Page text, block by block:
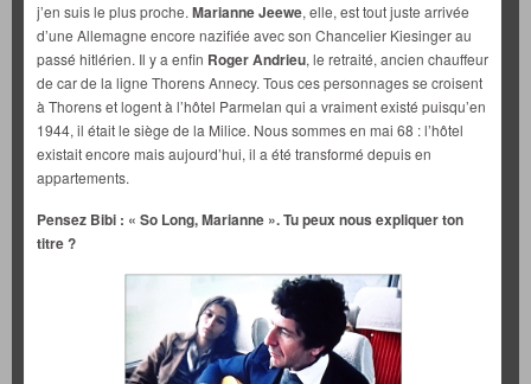
j’en suis le plus proche. MarianneJeewe, elle, est tout juste arrivée
d’une Allemagne encore nazifiée avec son Chancelier Kiesinger au
passé hitlérien. Il y a enfin Roger Andrieu, le retraité, ancien chauffeur
de car de la ligne Thorens Annecy. Tous ces personnages se croisent
à Thorens et logent à l’hôtel Parmelan qui a vraiment existé puisqu’en
1944, il était le siège de la Milice. Nous sommes en mai 68 : l’hôtel
existait encore mais aujourd’hui, il a été transformé depuis en
appartements.
Pensez Bibi : « So Long, Marianne ». Tu peux nous expliquer ton
titre ?